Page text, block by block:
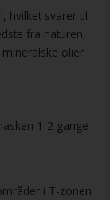
hvilket svarer til
fra naturen,
olier
1-2 gange
i T-zonen